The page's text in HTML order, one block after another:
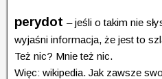
perydot – jeśli o takim nie
wyjaśni informacja, że jest to
Też nic? Mnie też nic.
Więc: wikipedia. Jak zawsze